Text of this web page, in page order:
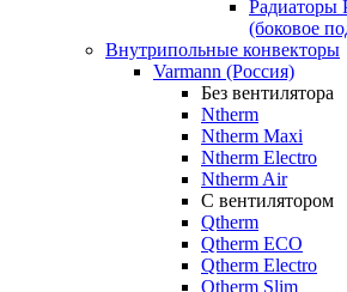
Радиаторы
(боковое
Внутрипольные конвекторы
Varmann (Россия)
Без вентилятора
Ntherm
Ntherm Maxi
Ntherm Electro
Ntherm Air
С вентилятором
Qtherm
Qtherm ECO
Qtherm Electro
Qtherm Slim